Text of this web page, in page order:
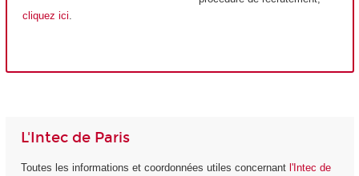
cliquez ici.
L'Intec de Paris
Toutes les informations et coordonnées utiles concernant l'Intec de